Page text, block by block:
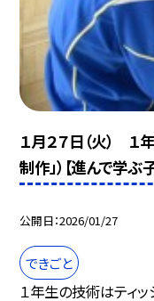
１月２７日（火） １
制作」）【進んで学ぶ
公開日 2026/01/27
できごと
１年生の技術はティ